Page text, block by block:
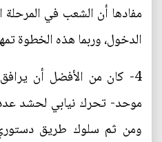
مفادها أن الشعب في المرحلة
الدخول، وربما هذه الخطوة
4- كان من الأفضل أن
موحد- تحرك نيابي لحشد
ومن ثم سلوك طريق دستوري